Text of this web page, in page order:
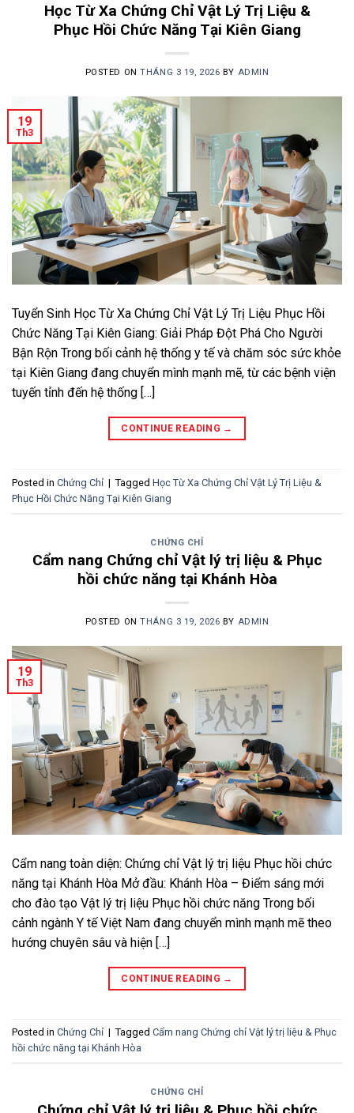
Học Từ Xa Chứng Chỉ Vật Lý Trị Liệu &
Phục Hồi Chức Năng Tại Kiên Giang
POSTED ONTHÁNG 3 19, 2026 BY ADMIN
19
Th3
Tuyển Sinh Học Từ Xa Chứng Chỉ Vật Lý Trị Liệu Phục Hồi
Chức Năng Tại Kiên Giang: Giải Pháp Đột Phá Cho Người
Bận Rộn Trong bối cảnh hệ thống y tế và chăm sóc sức khỏe
tại Kiên Giang đang chuyển mình mạnh mẽ, từ các bệnh viện
tuyến tỉnh đến hệ thống […]
CONTINUE READING →
Posted in Chứng Chỉ | Tagged Học Từ Xa Chứng Chỉ Vật Lý Trị Liệu &
Phục Hồi Chức Năng Tại Kiên Giang
CHỨNG CHỈ
Cẩm nang Chứng chỉ Vật lý trị liệu & Phục
hồi chức năng tại Khánh Hòa
POSTED ONTHÁNG 3 19, 2026 BY ADMIN
19
Th3
Cẩm nang toàn diện: Chứng chỉ Vật lý trị liệu Phục hồi chức
năng tại Khánh Hòa Mở đầu: Khánh Hòa – Điểm sáng mới
cho đào tạo Vật lý trị liệu Phục hồi chức năng Trong bối
cảnh ngành Y tế Việt Nam đang chuyển mình mạnh mẽ theo
hướng chuyên sâu và hiện […]
CONTINUE READING →
Posted in Chứng Chỉ | Tagged Cẩm nang Chứng chỉ Vật lý trị liệu & Phục
hồi chức năng tại Khánh Hòa
CHỨNG CHỈ